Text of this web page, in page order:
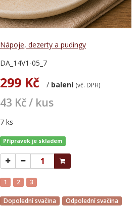
Nápoje, dezerty a pudingy
DA_14V1-05_7
299 Kč / balení (vč. DPH)
43 Kč / kus
7 ks
Přípravek je skladem
1 2 3
Dopolední svačina
Odpolední svačina